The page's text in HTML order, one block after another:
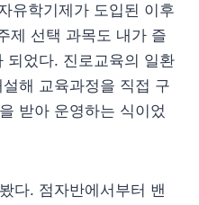
유학기제가 도입된 이후
제 선택 과목도 내가 즐
되었다. 진로교육의 일환
해 교육과정을 직접 구
받아 운영하는 식이었
다. 점자반에서부터 밴